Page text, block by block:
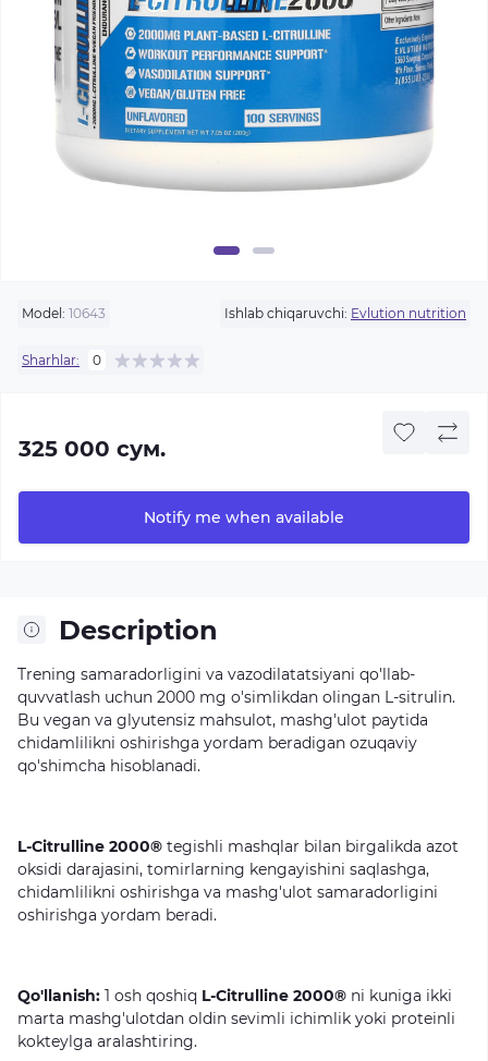
Model: 10643 Ishlab chiqaruvchi: Evlution nutrition
Sharhlar: 0
325 000 сум.
Notify me when available
Description
Trening samaradorligini va vazodilatatsiyani qo'llab-
quvvatlash uchun 2000 mg o'simlikdan olingan L-sitrulin.
Bu vegan va glyutensiz mahsulot, mashg'ulot paytida
chidamlilikni oshirishga yordam beradigan ozuqaviy
qo'shimcha hisoblanadi.
L-Citrulline 2000® tegishli mashqlar bilan birgalikda azot
oksidi darajasini, tomirlarning kengayishini saqlashga,
chidamlilikni oshirishga va mashg'ulot samaradorligini
oshirishga yordam beradi.
Qo'llanish: 1 osh qoshiq L-Citrulline 2000® ni kuniga ikki
marta mashg'ulotdan oldin sevimli ichimlik yoki proteinli
kokteylga aralashtiring.